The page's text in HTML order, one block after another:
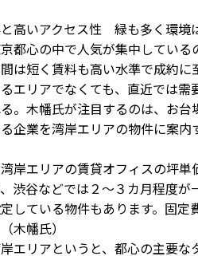
高いアクセス性 緑も多く環境
都心の中で人気が集中している
は短く賃料も高い水準で成約
エリアでなくても、直近では
。木幡氏が注目するのは、お
企業を湾岸エリアの物件に案
岸エリアの賃貸オフィスの坪単
渋谷などでは２～３カ月程度
している物件もあります。固
木幡氏）
エリアというと、都心の主要な